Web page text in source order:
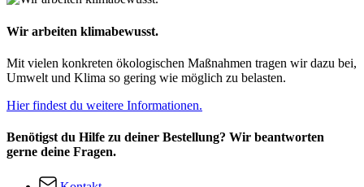
Wir arbeiten klimabewusst.
Mit vielen konkreten ökologischen Maßnahmen tragen wir dazu bei,
Umwelt und Klima so gering wie möglich zu belasten.
Hier findest du weitere Informationen.
Benötigst du Hilfe zu deiner Bestellung? Wir beantworten
gerne deine Fragen.